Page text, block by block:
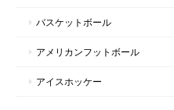
バスケットボール
アメリカンフットボール
アイスホッケー